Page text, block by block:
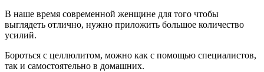
В наше время современной женщине для того чтобы
выглядеть отлично, нужно приложить большое количество
усилий.
Бороться с целлюлитом, можно как с помощью специалистов,
так и самостоятельно в домашних.